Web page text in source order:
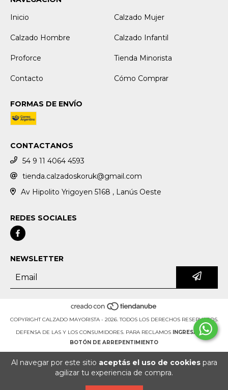
Al navegar por este sitio aceptás el uso de cookiespara
agilizar tu experiencia de compra.
Inicio
Calzado Mujer
Calzado Hombre Calzado Infantil
Proforce Tienda Minorista
Contacto Cómo Comprar
FORMAS DE ENVÍO
CONTACTANOS
54 9 11 4064 4593
tienda.calzadoskoruk@gmail.com
Av Hipolito Yrigoyen 5168 , Lanús Oeste
REDES SOCIALES
NEWSLETTER
COPYRIGHT CALZADO MAYORISTA - 2026. TODOS LOS DERECHOS RESERVADOS.
DEFENSA DE LAS Y LOS CONSUMIDORES. PARA RECLAMOS
INGRESÁ ACÁ.
BOTÓN DE ARREPENTIMIENTO